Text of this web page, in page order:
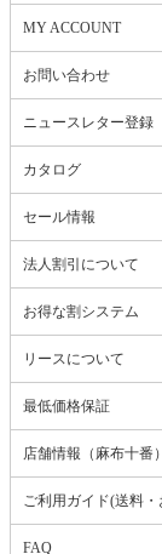
MY ACCOUNT
お問い合わせ
ニュースレター登録
カタログ
セール情報
法人割引について
お得な割システム
リースについて
最低価格保証
店舗情報（麻布十番）
ご利用ガイド(送料
FAQ